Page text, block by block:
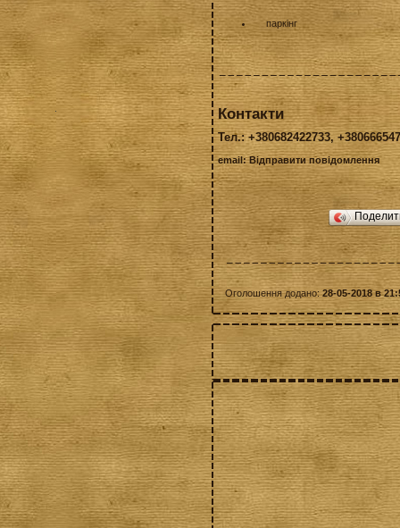
паркінг
Контакти
Тел.: +380682422733,
email:Відправити повідомлення
Оголошення додано:28-05-2018 в